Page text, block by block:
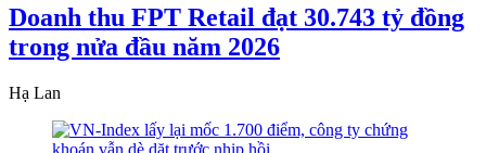
Doanh thu FPT Retail đạt 30.743 tỷ đồng
trong nửa đầu năm 2026
Hạ Lan